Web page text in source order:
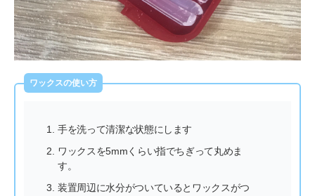
ワックスの使い方
手を洗って清潔な状態にします
ワックスを5mmくらい指でちぎって丸めま
す。
装置周辺に水分がついているとワックスがつ